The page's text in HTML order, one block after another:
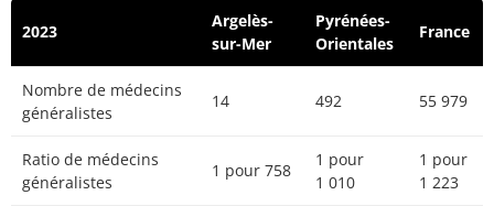
2023
Argelès-
sur-Mer
Pyrénées-
Orientales
France
Nombre de médecins
généralistes
14 492 55 979
Ratio de médecins
généralistes
1 pour 758
1 pour
1 010
1 pour
1 223